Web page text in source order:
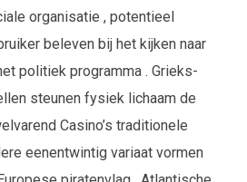
organisatie , potentieel
beleven bij het kijken naar
politiek programma . Grieks-
steunen fysiek lichaam de
Casino’s traditionele
eenentwintig variaat vormen